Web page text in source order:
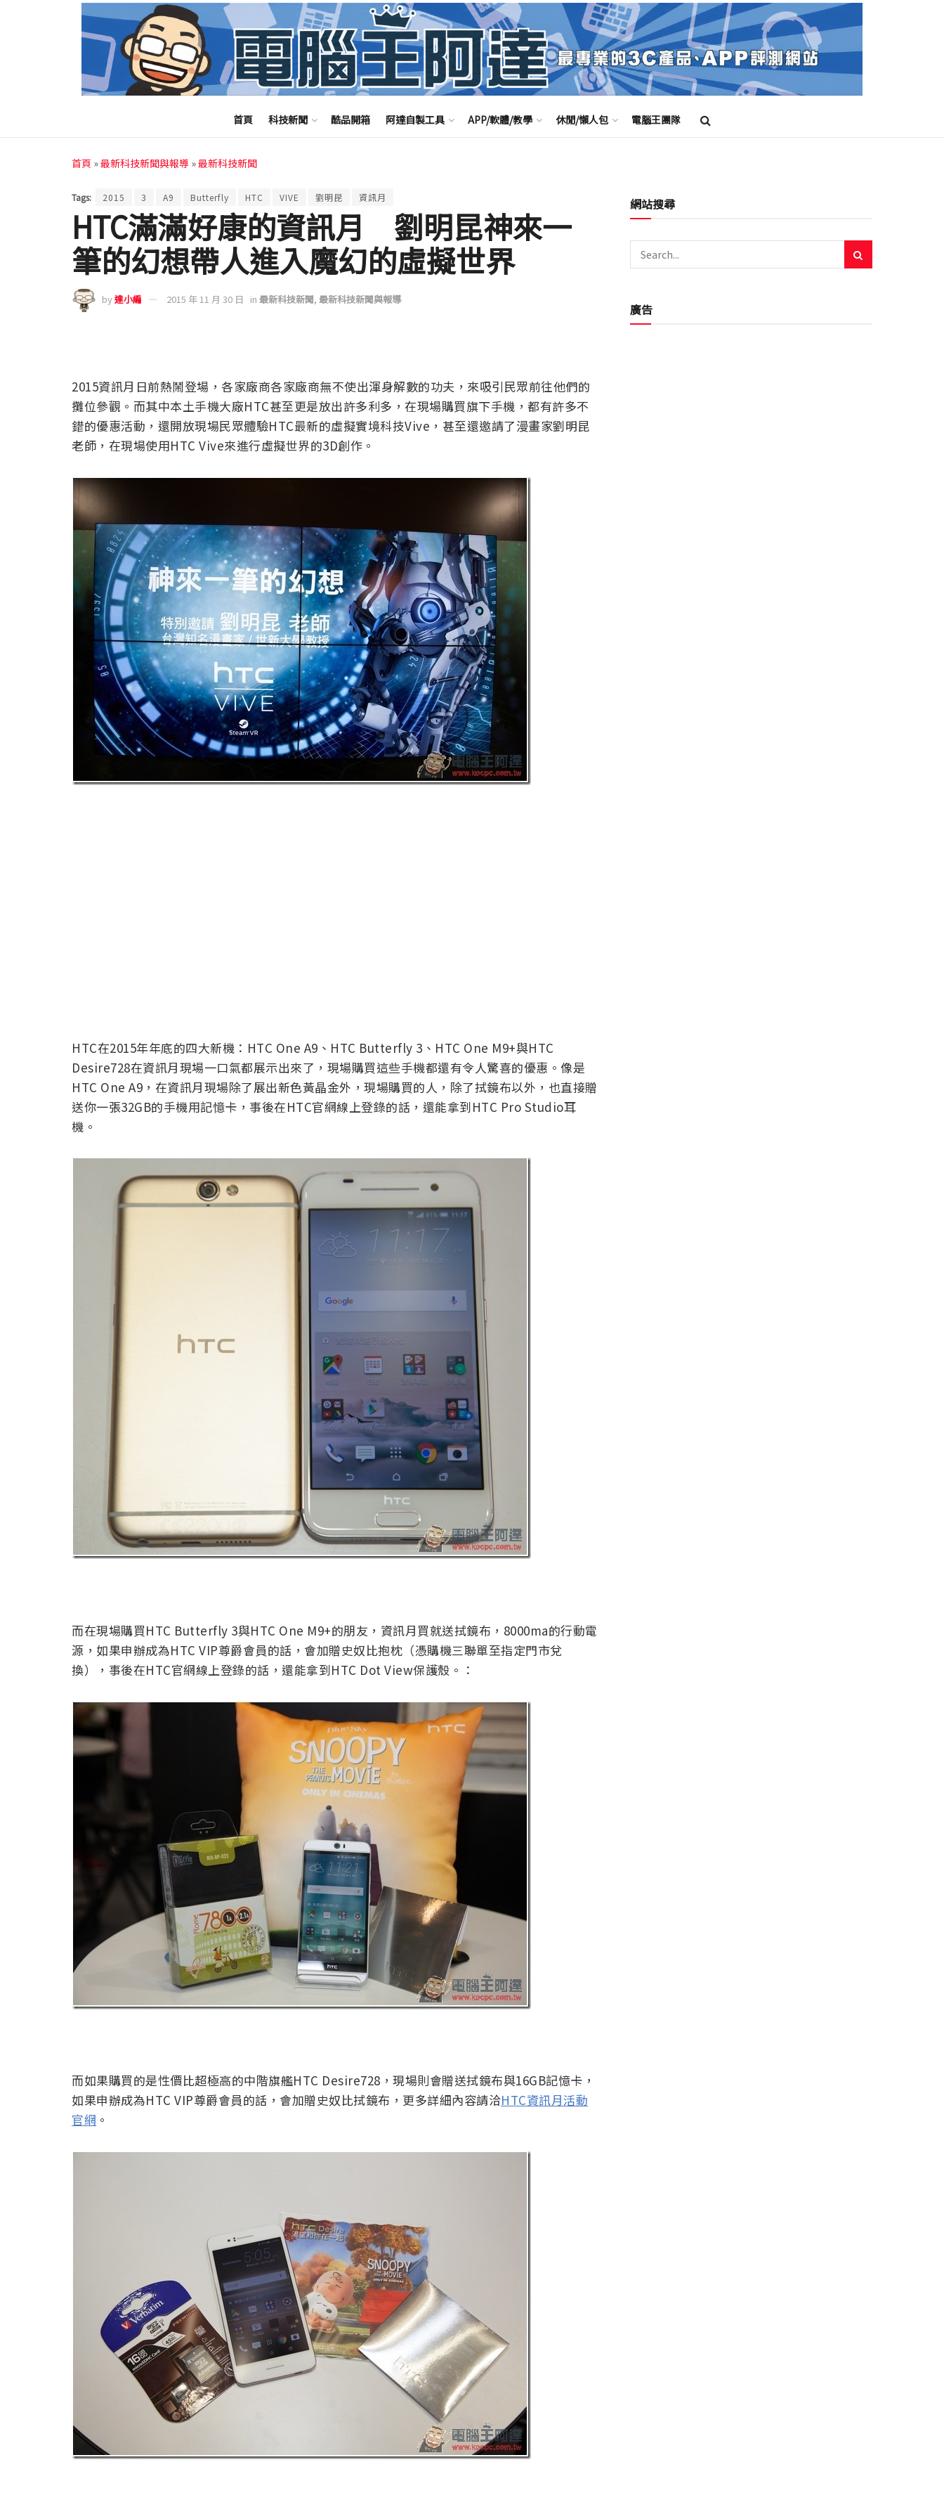
首頁 科技新聞 酷品開箱 阿達自製工具 APP/軟體/教學 休閒/懶人包 電腦王團隊
首頁 »最新科技新聞與報導 »最新科技新聞
Tags: 2015 3 A9 Butterfly HTC VIVE 劉明昆 資訊月
HTC滿滿好康的資訊月 劉明昆神來一
筆的幻想帶人進入魔幻的虛擬世界
by達小編 2015 年 11 月 30 日 in 最新科技新聞, 最新科技新聞與報導
2015資訊月日前熱鬧登場，各家廠商各家廠商無不使出渾身解數的功夫，來吸引民眾前往他們的
攤位參觀。而其中本土手機大廠HTC甚至更是放出許多利多，在現場購買旗下手機，都有許多不
錯的優惠活動，還開放現場民眾體驗HTC最新的虛擬實境科技Vive，甚至還邀請了漫畫家劉明昆
老師，在現場使用HTC Vive來進行虛擬世界的3D創作。
HTC在2015年年底的四大新機：HTC One A9、HTC Butterfly 3、HTC One M9+與HTC
Desire728在資訊月現場一口氣都展示出來了，現場購買這些手機都還有令人驚喜的優惠。像是
HTC One A9，在資訊月現場除了展出新色黃晶金外，現場購買的人，除了拭鏡布以外，也直接贈
送你一張32GB的手機用記憶卡，事後在HTC官網線上登錄的話，還能拿到HTC Pro Studio耳
機。
而在現場購買HTC Butterfly 3與HTC One M9+的朋友，資訊月買就送拭鏡布，8000ma的行動電
源，如果申辦成為HTC VIP尊爵會員的話，會加贈史奴比抱枕（憑購機三聯單至指定門市兌
換），事後在HTC官網線上登錄的話，還能拿到HTC Dot View保護殼。：
而如果購買的是性價比超極高的中階旗艦HTC Desire728，現場則會贈送拭鏡布與16GB記憶卡，
如果申辦成為HTC VIP尊爵會員的話，會加贈史奴比拭鏡布，更多詳細內容請洽HTC資訊月活動
官網 。
網站搜尋
廣告